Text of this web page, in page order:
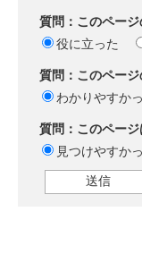
質問：このペー
役に立った
質問：このペー
わかりやすか
質問：このペー
見つけやすか